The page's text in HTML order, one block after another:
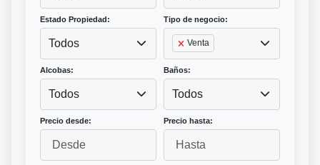
Estado Propiedad:
Todos
Tipo de negocio:
Venta
Alcobas:
Todos
Baños:
Todos
Precio desde: Precio hasta: